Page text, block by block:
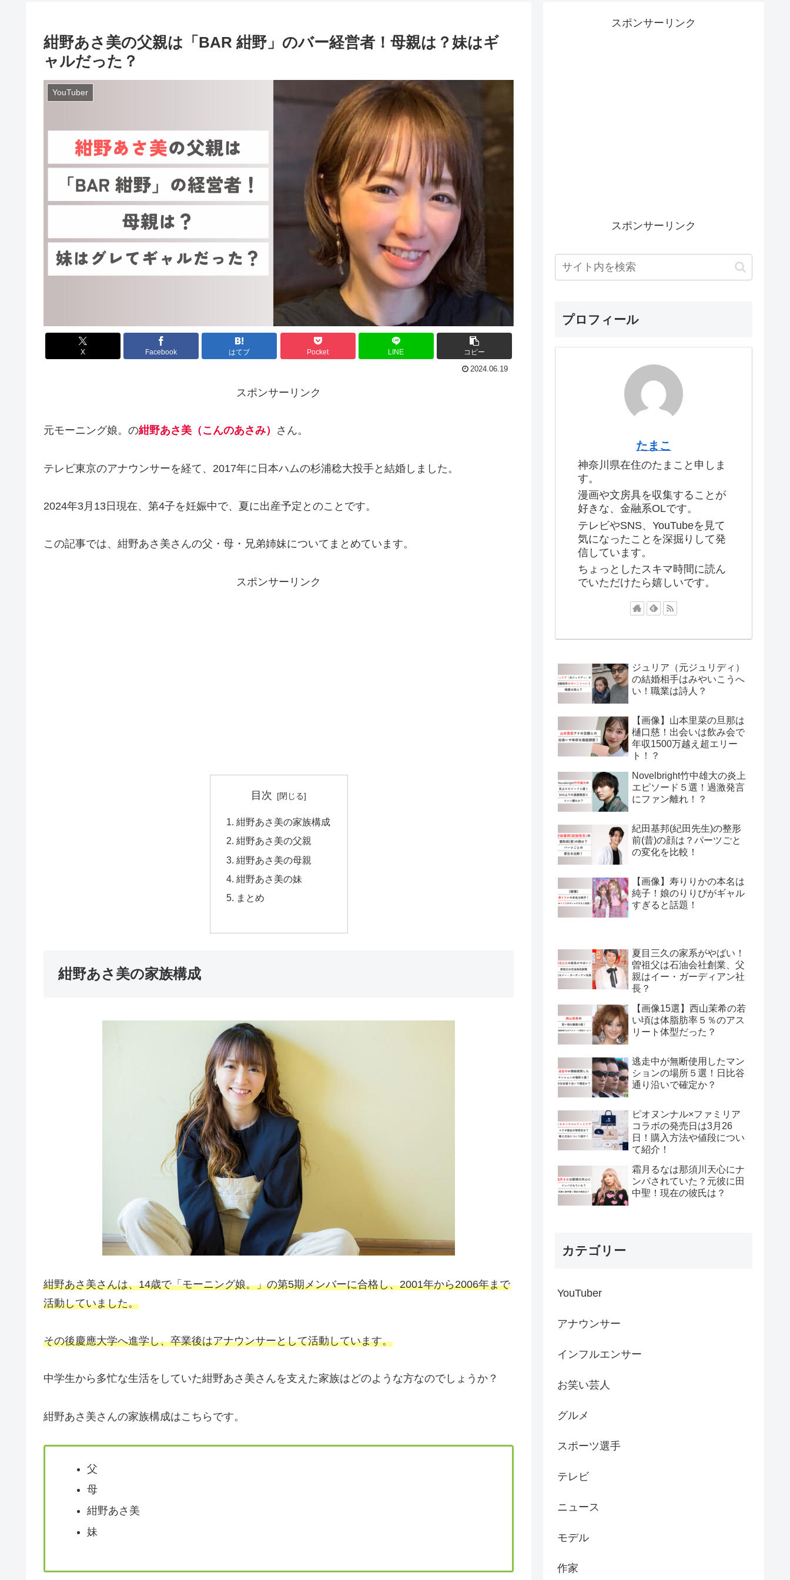
紺野あさ美の父親は「BAR 紺野」のバー経営者！母親は？妹はギ
ャルだった？
YouTuber
X Facebook はてブ Pocket LINE コピー
2024.06.19
スポンサーリンク
元モーニング娘。の紺野あさ美（こんのあさみ） さん。
テレビ東京のアナウンサーを経て、2017年に日本ハムの杉浦稔大投手と結婚しました。
2024年3月13日現在、第4子を妊娠中で、夏に出産予定とのことです。
この記事では、紺野あさ美さんの父・母・兄弟姉妹についてまとめています。
スポンサーリンク
目次
紺野あさ美の家族構成
紺野あさ美の父親
紺野あさ美の母親
紺野あさ美の妹
まとめ
紺野あさ美の家族構成
紺野あさ美さんは、14歳で「モーニング娘。」の第5期メンバーに合格し、2001年から2006年まで
活動していました。
その後慶應大学へ進学し、卒業後はアナウンサーとして活動しています。
中学生から多忙な生活をしていた紺野あさ美さんを支えた家族はどのような方なのでしょうか？
紺野あさ美さんの家族構成はこちらです。
父
母
紺野あさ美
妹
スポンサーリンク
スポンサーリンク
プロフィール
たまこ
神奈川県在住のたまこと申しま
す。
漫画や文房具を収集することが
好きな、金融系OLです。
テレビやSNS、YouTubeを見て
気になったことを深掘りして発
信しています。
ちょっとしたスキマ時間に読ん
でいただけたら嬉しいです。
ジュリア（元ジュリディ）
の結婚相手はみやいこうへ
い！職業は詩人？
【画像】山本里菜の旦那は
樋口慈！出会いは飲み会で
年収1500万越え超エリー
ト！？
Novelbright竹中雄大の炎上
エピソード５選！過激発言
にファン離れ！？
紀田基邦(紀田先生)の整形
前(昔)の顔は？パーツごと
の変化を比較！
【画像】寿りりかの本名は
純子！娘のりりぴがギャル
すぎると話題！
夏目三久の家系がやばい！
曽祖父は石油会社創業、父
親はイー・ガーディアン社
長？
【画像15選】西山茉希の若
い頃は体脂肪率５％のアス
リート体型だった？
逃走中が無断使用したマン
ションの場所５選！日比谷
通り沿いで確定か？
ピオヌンナル×ファミリア
コラボの発売日は3月26
日！購入方法や値段につい
て紹介！
霜月るなは那須川天心にナ
ンパされていた？元彼に田
中聖！現在の彼氏は？
カテゴリー
YouTuber
アナウンサー
インフルエンサー
お笑い芸人
グルメ
スポーツ選手
テレビ
ニュース
モデル
作家